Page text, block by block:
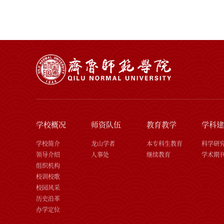
学校概况
学校简介
领导介绍
组织机构
校训校歌
校园风采
历史沿革
办学定位
师资队伍
龙山学者
人事处
教育教学
本专科生教育
继续教育
学科
科学研
学术期